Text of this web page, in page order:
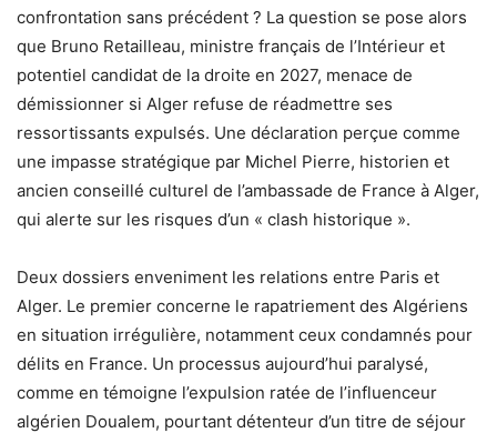
confrontation sans précédent ? La question se pose alors
que Bruno Retailleau, ministre français de l’Intérieur et
potentiel candidat de la droite en 2027, menace de
démissionner si Alger refuse de réadmettre ses
ressortissants expulsés. Une déclaration perçue comme
une impasse stratégique par Michel Pierre, historien et
ancien conseillé culturel de l’ambassade de France à Alger,
qui alerte sur les risques d’un « clash historique ».
Deux dossiers enveniment les relations entre Paris et
Alger. Le premier concerne le rapatriement des Algériens
en situation irrégulière, notamment ceux condamnés pour
délits en France. Un processus aujourd’hui paralysé,
comme en témoigne l’expulsion ratée de l’influenceur
algérien Doualem, pourtant détenteur d’un titre de séjour